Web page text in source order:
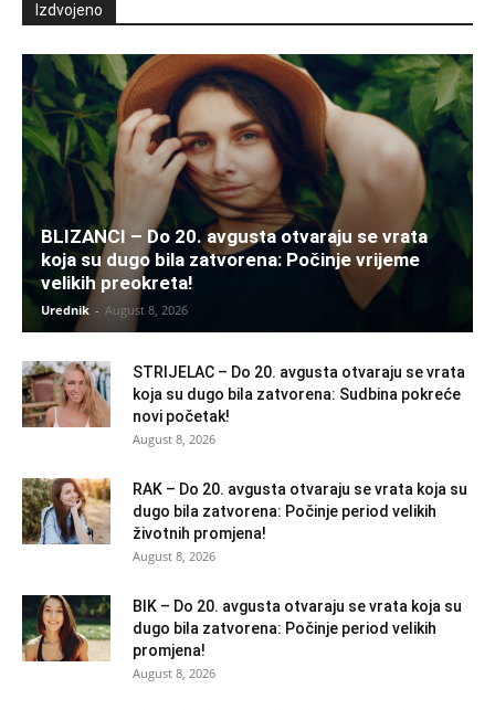
Izdvojeno
BLIZANCI – Do 20. avgusta otvaraju se vrata
koja su dugo bila zatvorena: Počinje vrijeme
velikih preokreta!
Urednik - August 8, 2026
STRIJELAC – Do 20. avgusta otvaraju se vrata
koja su dugo bila zatvorena: Sudbina pokreće
novi početak!
August 8, 2026
RAK – Do 20. avgusta otvaraju se vrata koja su
dugo bila zatvorena: Počinje period velikih
životnih promjena!
August 8, 2026
BIK – Do 20. avgusta otvaraju se vrata koja su
dugo bila zatvorena: Počinje period velikih
promjena!
August 8, 2026